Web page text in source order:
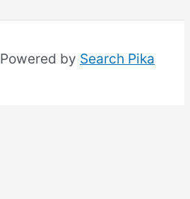
by Search Pika